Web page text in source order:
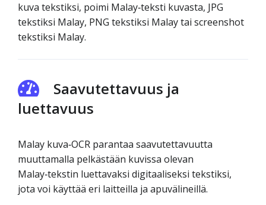
kuva tekstiksi, poimi Malay‑teksti kuvasta, JPG
tekstiksi Malay, PNG tekstiksi Malay tai screenshot
tekstiksi Malay.
Saavutettavuus ja
luettavuus
Malay kuva‑OCR parantaa saavutettavuutta
muuttamalla pelkästään kuvissa olevan
Malay‑tekstin luettavaksi digitaaliseksi tekstiksi,
jota voi käyttää eri laitteilla ja apuvälineillä.